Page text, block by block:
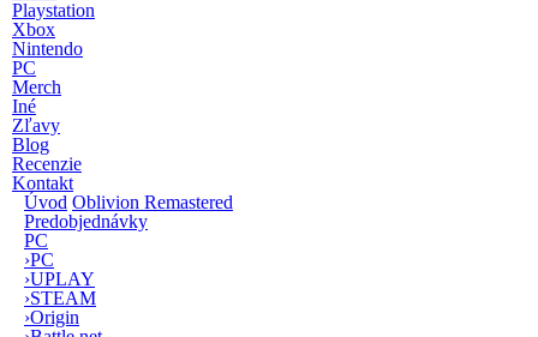
Playstation
Xbox
Nintendo
PC
Merch
Iné
Zľavy
Blog
Recenzie
Kontakt
Úvod Oblivion Remastered
Predobjednávky
PC
›PC
›UPLAY
›STEAM
›Origin